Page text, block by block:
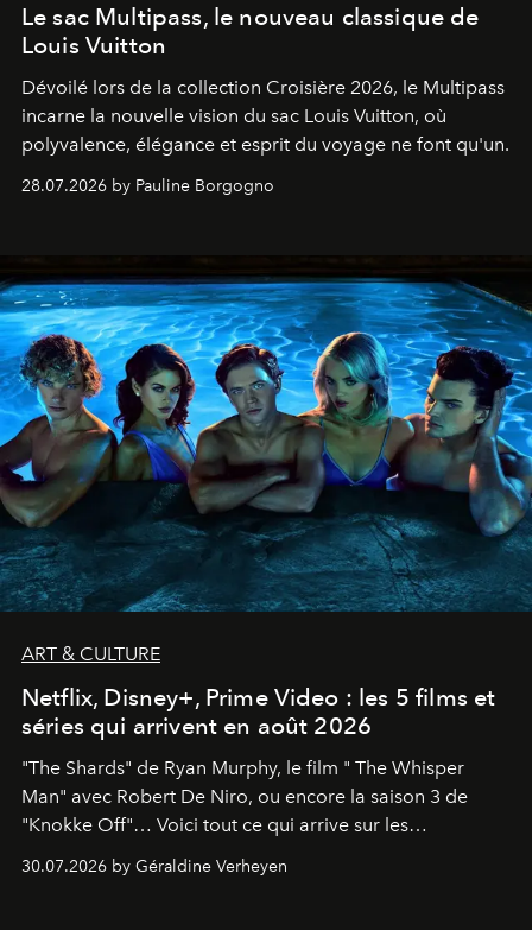
Le sac Multipass, le nouveau classique de
Louis Vuitton
Dévoilé lors de la collection Croisière 2026, le Multipass
incarne la nouvelle vision du sac Louis Vuitton, où
polyvalence, élégance et esprit du voyage ne font qu'un.
28.07.2026 by Pauline Borgogno
ART & CULTURE
Netflix, Disney+, Prime Video : les 5 films et
séries qui arrivent en août 2026
"The Shards" de Ryan Murphy, le film " The Whisper
Man" avec Robert De Niro, ou encore la saison 3 de
"Knokke Off"… Voici tout ce qui arrive sur les
plateformes de streaming en août 2026.
30.07.2026 by Géraldine Verheyen